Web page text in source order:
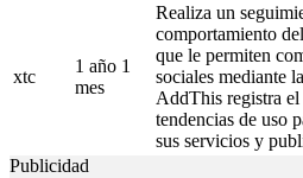
xtc
1 año 1
mes
Realiza un
comportamiento
que le permiten
sociales mediante
AddThis registra el
tendencias de uso
sus servicios y
Publicidad